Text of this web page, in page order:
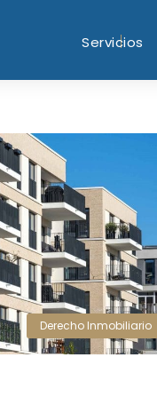
Servicios
Derecho Inmobiliario